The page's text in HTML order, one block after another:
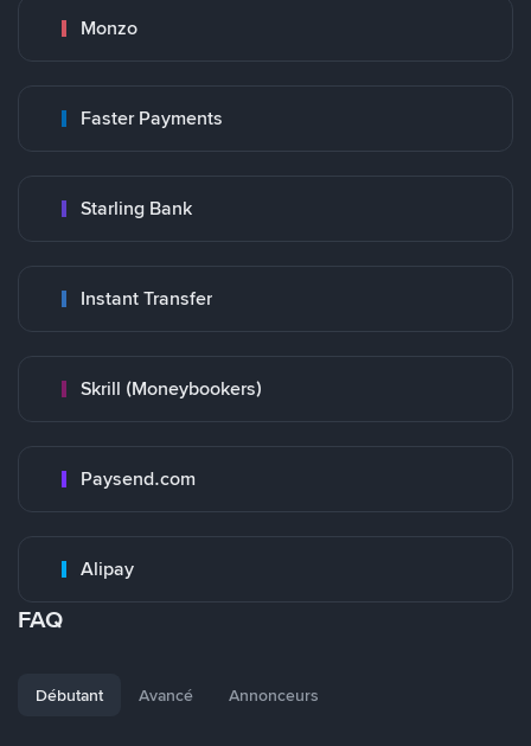
Monzo
Faster Payments
Starling Bank
Instant Transfer
Skrill (Moneybookers)
Paysend.com
Alipay
FAQ
Débutant Avancé Annonceurs